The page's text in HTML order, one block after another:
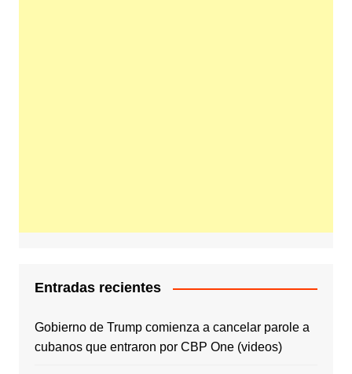
Entradas recientes
Gobierno de Trump comienza a cancelar parole a
cubanos que entraron por CBP One (videos)